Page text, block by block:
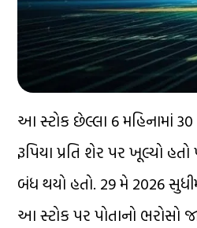
આ સ્ટોક છેલ્લા 6 મહિનામાં
રૂપિયા પ્રતિ શેર પર ખૂલ્યો
બંધ થયો હતો. 29 મે 2026
આ સ્ટોક પર પોતાનો ભરોસો